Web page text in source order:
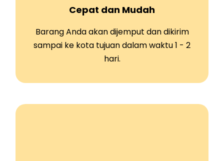
Cepat dan Mudah
Barang Anda akan dijemput dan dikirim
sampai ke kota tujuan dalam waktu 1 - 2
hari.